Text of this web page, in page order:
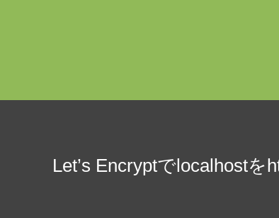
Let’s Encryptでlocalhost